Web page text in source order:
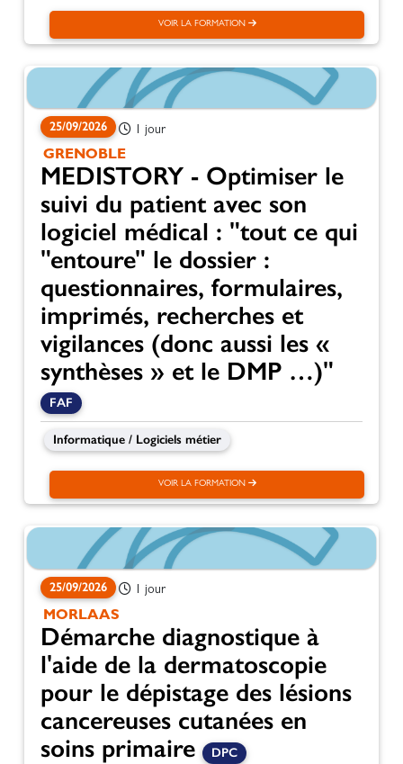
VOIR LA FORMATION
25/09/2026 1 jour
GRENOBLE
MEDISTORY - Optimiser le
suivi du patient avec son
logiciel médical : "tout ce qui
"entoure" le dossier :
questionnaires, formulaires,
imprimés, recherches et
vigilances (donc aussi les «
synthèses » et le DMP …)"
FAF
Informatique / Logiciels métier
VOIR LA FORMATION
25/09/2026 1 jour
MORLAAS
Démarche diagnostique à
l'aide de la dermatoscopie
pour le dépistage des lésions
cancereuses cutanées en
soins primaire
DPC